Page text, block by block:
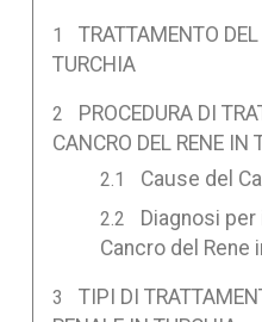
TRATTAMENTO
TURCHIA
PROCEDURA DI
CANCRO DEL RENE IN
Cause del
Diagnosi per
Cancro del Rene
TIPI DI